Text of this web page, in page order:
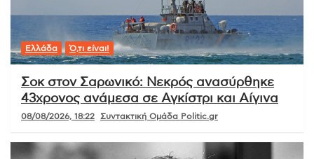
Ελλάδα Ό,τι είναι!
Σοκ στον Σαρωνικό: Νεκρός ανασύρθηκε
43χρονος ανάμεσα σε Αγκίστρι και Αίγινα
08/08/2026, 18:22 Συντακτική Ομάδα Politic.gr